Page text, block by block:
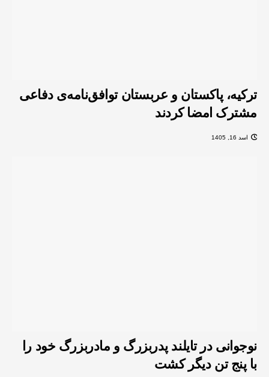
ترکیه، پاکستان و عربستان توافق‌نامه‌ی دفاعی
مشترک امضا کردند
اسد 16, 1405
نوجوانی در تایلند پدربزرگ و مادربزرگ خود را
با پنج تن دیگر کشت